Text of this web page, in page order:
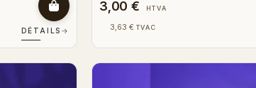
DÉTAILS →
3,00 € HTVA
3,63 € TVAC